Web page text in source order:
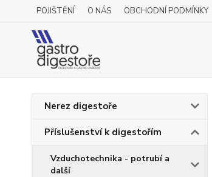
POJIŠTĚNÍ O NÁS OBCHODNÍ PODMÍNKY
Nerez digestoře
Příslušenství k digestořím
Vzduchotechnika - potrubí a
další